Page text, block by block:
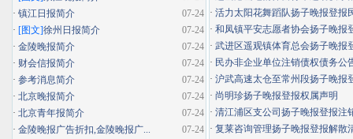
· 活力太阳花舞蹈队扬子晚报登报
· 和凤镇平安志愿者协会扬子晚报
· 武进区遥观镇体育总会扬子晚报
· 民办非企业单位注销债权债务公
· 沪武高速太仓至常州段扬子晚报
· 尚明珍扬子晚报登报权属声明
· 清江浦区支公司扬子晚报登报注
· 复莱咨询管理扬子晚报登报解散
07-24
· 镇江日报简介
07-24
· [图文]徐州日报简介
07-24
· 金陵晚报简介
07-24
· 财会信报简介
07-24
· 参考消息简介
07-24
· 北京晚报简介
07-24
· 北京青年报简介
07-24
· 金陵晚报广告折扣,金陵晚报广...